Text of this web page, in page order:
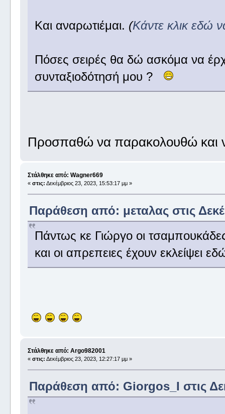
Και αναρωτιέμαι. (Κάντε κλικ εδώ
Πόσες σειρές θα δώ ασκόμα να
συνταξιοδότησή μου ?
Προσπαθώ να παρακολουθώ
Στάλθηκε από: Wagner669
« στις: Δεκέμβριος 23, 2023, 15:53:17 μμ »
Παράθεση από: μεταλας στις
Πάντως κε Γιώργο οι
και οι απρεπειες έχουν εκλείψει
Στάλθηκε από: Argo982001
« στις: Δεκέμβριος 23, 2023, 12:27:17 μμ »
Παράθεση από: Giorgos_I στις